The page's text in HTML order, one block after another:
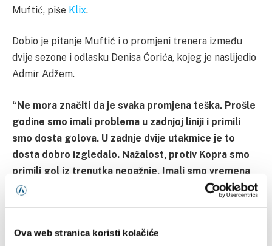
Ova web stranica koristi kolačiće
Muftić, piše Klix.
Dobio je pitanje Muftić i o promjeni trenera između
dvije sezone i odlasku Denisa Ćorića, kojeg je naslijedio
Admir Adžem.
“Ne mora značiti da je svaka promjena teška. Prošle
godine smo imali problema u zadnjoj liniji i primili
smo dosta golova. U zadnje dvije utakmice je to
dosta dobro izgledalo. Nažalost, protiv Kopra smo
primili gol iz trenutka nepažnje. Imali smo vremena
da se upoznamo, dva od četiri igrača u odbrani su
vremena zajedno”, istakao je Muftić.